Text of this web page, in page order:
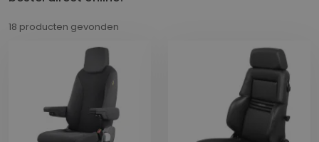
18 producten gevonden